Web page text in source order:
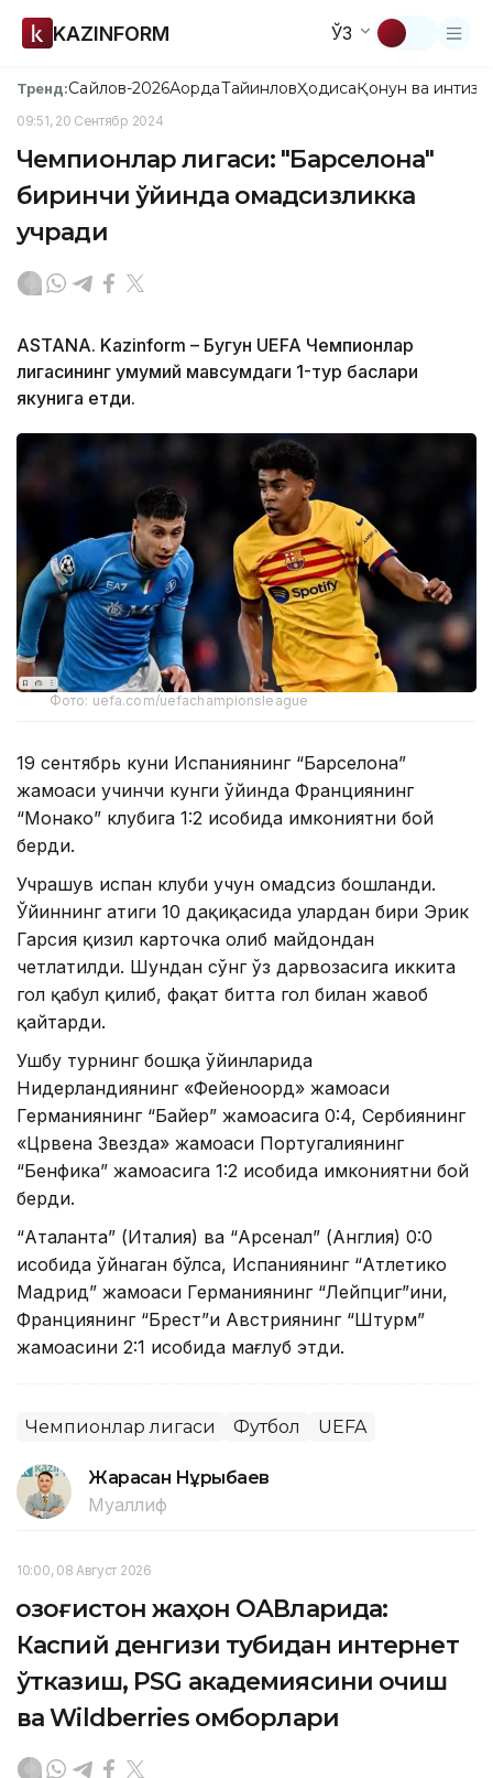
KAZINFORM ЎЗ
Тренд:Сайлов-2026АқордаТайинловҲодисаҚонун ва
09:51, 20 Сентябр 2024
Чемпионлар лигаси: "Барселона"
биринчи ўйинда омадсизликка
учради
ASTANA. Kazinform – Бугун UEFA Чемпионлар
лигасининг умумий мавсумдаги 1-тур баҳслари
якунига етди.
Фото: uefa.com/uefachampionsleague
19 сентябрь куни Испаниянинг “Барселона”
жамоаси учинчи кунги ўйинда Франциянинг
“Монако” клубига 1:2 ҳисобида имкониятни бой
берди.
Учрашув испан клуби учун омадсиз бошланди.
Ўйиннинг атиги 10 дақиқасида улардан бири Эрик
Гарсия қизил карточка олиб майдондан
четлатилди. Шундан сўнг ўз дарвозасига иккита
гол қабул қилиб, фақат битта гол билан жавоб
қайтарди.
Ушбу турнинг бошқа ўйинларида
Нидерландиянинг «Фейеноорд» жамоаси
Германиянинг “Байер” жамоасига 0:4, Сербиянинг
«Црвена Звезда» жамоаси Португалиянинг
“Бенфика” жамоасига 1:2 ҳисобида имкониятни бой
берди.
“Аталанта” (Италия) ва “Арсенал” (Англия) 0:0
ҳисобида ўйнаган бўлса, Испаниянинг “Атлетико
Мадрид” жамоаси Германиянинг “Лейпциг”ини,
Франциянинг “Брест”и Австриянинг “Штурм”
жамоасини 2:1 ҳисобида мағлуб этди.
Чемпионлар лигаси Футбол UEFA
Жарасқан Нұрыбаев
Муаллиф
10:00, 08 Август 2026
Қозоғистон жаҳон ОАВларида:
Каспий денгизи тубидан интернет
ўтказиш, PSG академиясини очиш
ва Wildberries омборлари